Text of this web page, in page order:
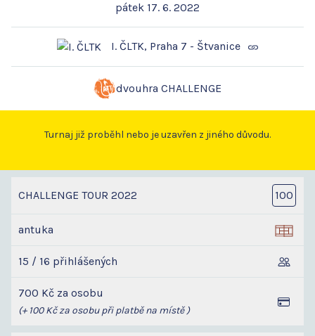
pátek 17. 6. 2022
I. ČLTK, Praha 7 - Štvanice
dvouhra CHALLENGE
Turnaj již proběhl nebo je uzavřen z jiného důvodu.
CHALLENGE TOUR 2022 100
antuka
15 / 16 přihlášených
700 Kč za osobu
(+ 100 Kč za osobu při platbě na místě )